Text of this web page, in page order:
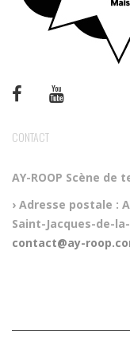
CONTACT
AY-ROOP Scène de
› Adresse postale :
Saint-Jacques-de-
contact@ay-